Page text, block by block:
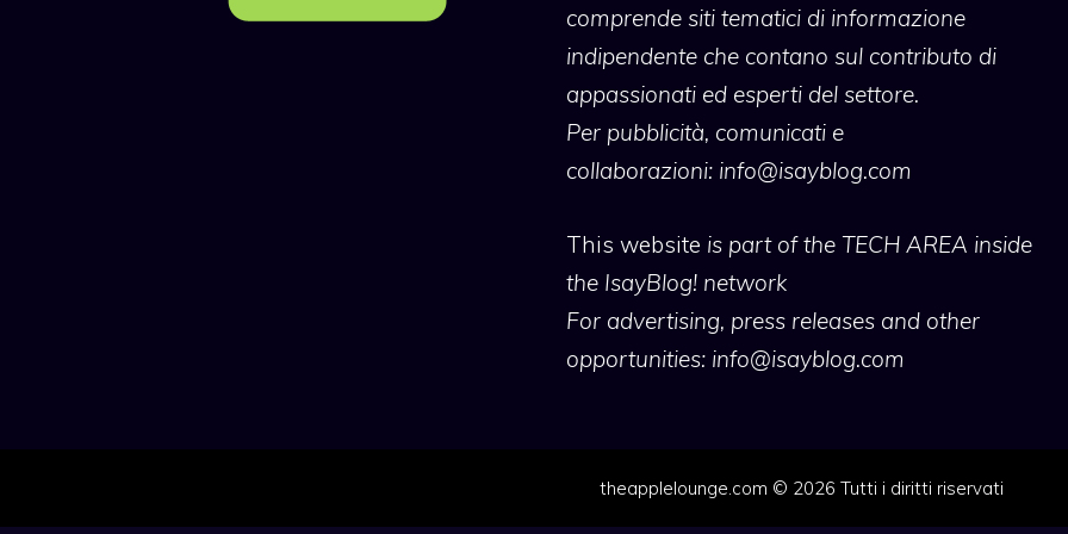
comprende siti tematici di informazione
indipendente che contano sul contributo di
appassionati ed esperti del settore.
Per pubblicità, comunicati e
collaborazioni: info@isayblog.com
This website is part of the TECH AREA inside
the IsayBlog! network
For advertising, press releases and other
opportunities: info@isayblog.com
theapplelounge.com © 2026 Tutti i diritti riservati